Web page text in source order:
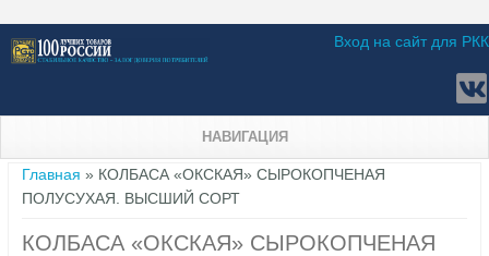
Вход на сайт для РКК
НАВИГАЦИЯ
Вы здесь
Главная » КОЛБАСА «ОКСКАЯ» СЫРОКОПЧЕНАЯ
ПОЛУСУХАЯ. ВЫСШИЙ СОРТ
КОЛБАСА «ОКСКАЯ» СЫРОКОПЧЕНАЯ